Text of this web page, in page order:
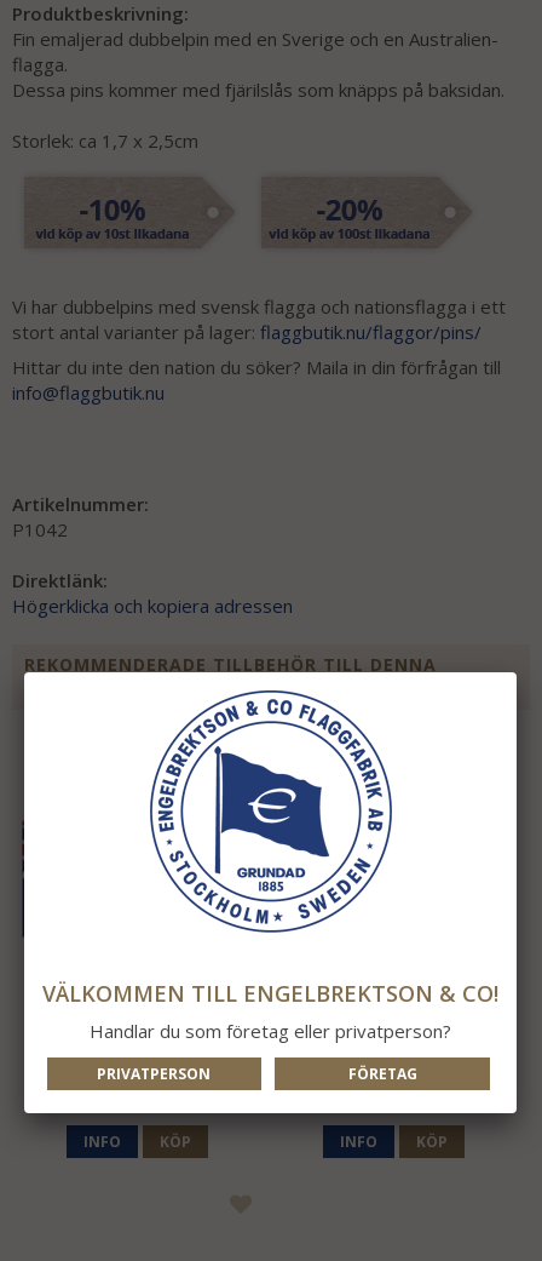
Produktbeskrivning:
Fin emaljerad dubbelpin med en Sverige och en Australien-
flagga.
Dessa pins kommer med fjärilslås som knäpps på baksidan.
Storlek: ca 1,7 x 2,5cm
Vi har dubbelpins med svensk flagga och nationsflagga i ett
stort antal varianter på lager: flaggbutik.nu/flaggor/pins/
Hittar du inte den nation du söker? Maila in din förfrågan till
info@flaggbutik.nu
Artikelnummer:
P1042
Direktlänk:
Högerklicka och kopiera adressen
REKOMMENDERADE TILLBEHÖR TILL DENNA
INFO KÖP
Pappersflagga
Australien
INFO KÖP
VÄLKOMMEN TILL ENGELBREKTSON & CO!
Handlar du som företag eller privatperson?
PRIVATPERSON FÖRETAG